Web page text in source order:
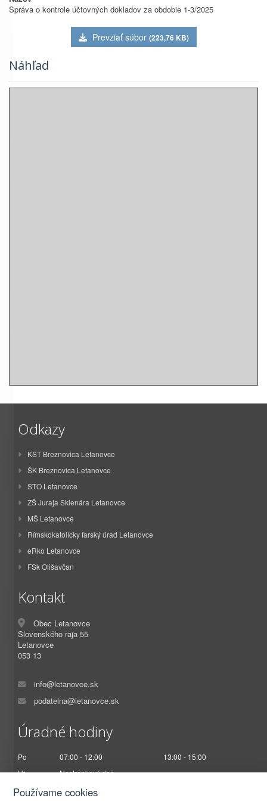
Správa o kontrole účtovných dokladov za obdobie 1-3/2025
Prevziať súbor (223,76 KB)
Náhľad
Odkazy
KST Breznovica Letanovce
ŠK Breznovica Letanovce
STO Letanovce
ZŠ Juraja Sklenára Letanovce
MŠ Letanovce
Rímskokatolícky farský úrad Letanovce
eRko Letanovce
FSk Olišavčan
Kontakt
Obec Letanovce
Slovenského raja 55
Letanovce
053 13
info@letanovce.sk
podatelna@letanovce.sk
Úradné hodiny
Po 07:00 - 12:00
13:00 - 15:00
Ut
Nestránkový deň
St
07:00 - 12:00
Používame cookies